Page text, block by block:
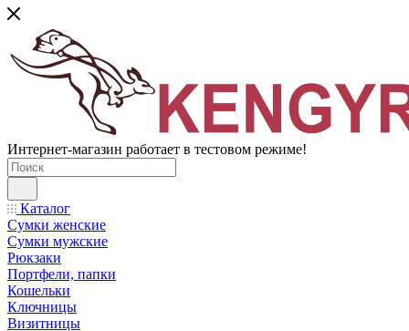
Интернет-магазин работает в тестовом режиме!
Каталог
Сумки женские
Сумки мужские
Рюкзаки
Портфели, папки
Кошельки
Ключницы
Визитницы